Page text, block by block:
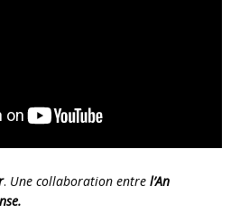
. Une collaboration entre l’An